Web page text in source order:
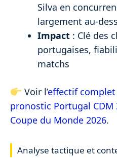
Silva en
largement au-
Impact : Clé des
portugaises,
matchs
Voir l’effectif
pronostic Portugal CDM
Coupe du Monde 2026.
Analyse tactique et